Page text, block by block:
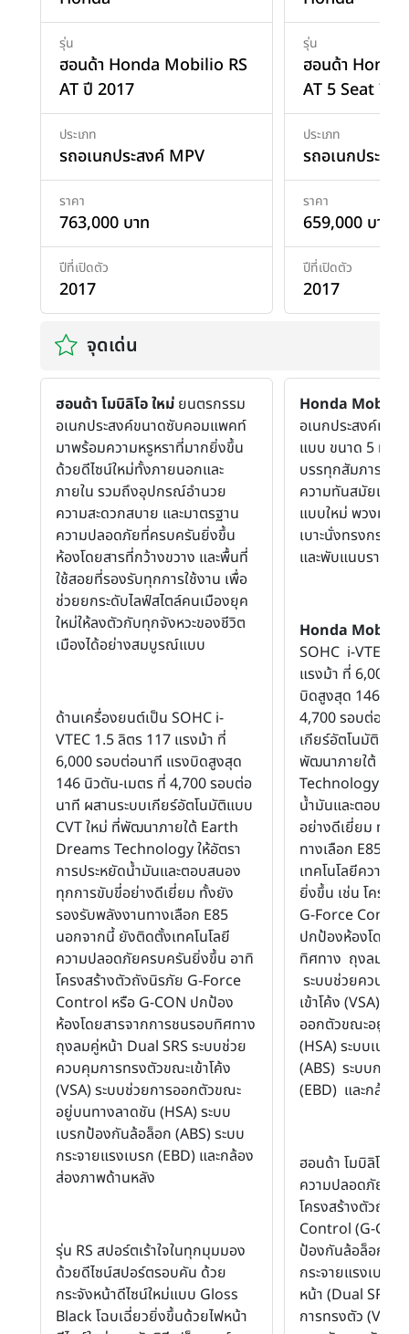
รุ่น
ฮอนด้า Honda Mobilio RS
AT ปี 2017
ประเภท
รถอเนกประสงค์ MPV
ราคา
763,000 บาท
ปีที่เปิดตัว
2017
รุ่น
ฮอนด้า
AT 5 Seat ปี
ประเภท
รถอเนกประสง
ราคา
659,000 บาท
ปีที่เปิดตัว
2017
จุดเด่น
ฮอนด้า โมบิลิโอ ใหม่ ยนตรกรรม
อเนกประสงค์ขนาดซับคอมแพคท์
มาพร้อมความหรูหราที่มากยิ่งขึ้น
ด้วยดีไซน์ใหม่ทั้งภายนอกและ
ภายใน รวมถึงอุปกรณ์อำนวย
ความสะดวกสบาย และมาตรฐาน
ความปลอดภัยที่ครบครันยิ่งขึ้น
ห้องโดยสารที่กว้างขวาง และพื้นที่
ใช้สอยที่รองรับทุกการใช้งาน เพื่อ
ช่วยยกระดับไลฟ์สไตล์คนเมืองยุค
ใหม่ให้ลงตัวกับทุกจังหวะของชีวิต
เมืองได้อย่างสมบูรณ์แบบ
ด้านเครื่องยนต์เป็น SOHC i-
VTEC 1.5 ลิตร 117 แรงม้า ที่
6,000 รอบต่อนาที แรงบิดสูงสุด
146 นิวตัน-เมตร ที่ 4,700 รอบต่อ
นาที ผสานระบบเกียร์อัตโนมัติแบบ
CVT ใหม่ ที่พัฒนาภายใต้ Earth
Dreams Technology ให้อัตรา
การประหยัดน้ำมันและตอบสนอง
ทุกการขับขี่อย่างดีเยี่ยม ทั้งยัง
รองรับพลังงานทางเลือก E85
นอกจากนี้ ยังติดตั้งเทคโนโลยี
ความปลอดภัยครบครันยิ่งขึ้น อาทิ
โครงสร้างตัวถังนิรภัย G-Force
Control หรือ G-CON ปกป้อง
ห้องโดยสารจากการชนรอบทิศทาง
ถุงลมคู่หน้า Dual SRS ระบบช่วย
ควบคุมการทรงตัวขณะเข้าโค้ง
(VSA) ระบบช่วยการออกตัวขณะ
อยู่บนทางลาดชัน (HSA) ระบบ
เบรกป้องกันล้อล็อก (ABS) ระบบ
กระจายแรงเบรก (EBD) และกล้อง
ส่องภาพด้านหลัง
รุ่น RS สปอร์ตเร้าใจในทุกมุมมอง
ด้วยดีไซน์สปอร์ตรอบคัน ด้วย
กระจังหน้าดีไซน์ใหม่แบบ Gloss
Black โฉบเฉี่ยวยิ่งขึ้นด้วยไฟหน้า
Honda Mobilio
อเนกประสงค์เพื่อ
แบบ ขนาด 5 ที่นั่
บรรทุกสัมภาระที่
ความทันสมัยเช่น
แบบใหม่ พวงมาลั
เบาะนั่งทรงกระชั
และพับแนบราบได้
Honda Mobilio
SOHC i-VTEC
แรงม้า ที่ 6,000
บิดสูงสุด 146 นิว
4,700 รอบต่อนา
เกียร์อัตโนมัติแบบ
พัฒนาภายใต้
Technology ให้อั
น้ำมันและตอบสน
อย่างดีเยี่ยม ทั้งยั
ทางเลือก E85 น
เทคโนโลยีความ
ยิ่งขึ้น เช่น โครง
G-Force
ปกป้องห้องโดยส
ทิศทาง ถุงลมคู่หน้
ระบบช่วยควบคุม
เข้าโค้ง (VSA) ระ
ออกตัวขณะอยู่บน
(HSA) ระบบเบร
(ABS) ระบบกระจ
(EBD) และกล้อง
ฮอนด้า โมบิลิโอ ใ
ความปลอดภัยคร
โครงสร้างตัวถังแ
Control (G-
ป้องกันล้อล็อก
กระจายแรงเบรก
หน้า (Dual SRS)
การทรงตัว (VSA)